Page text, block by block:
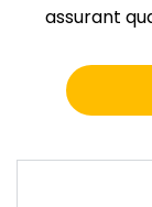
assurant